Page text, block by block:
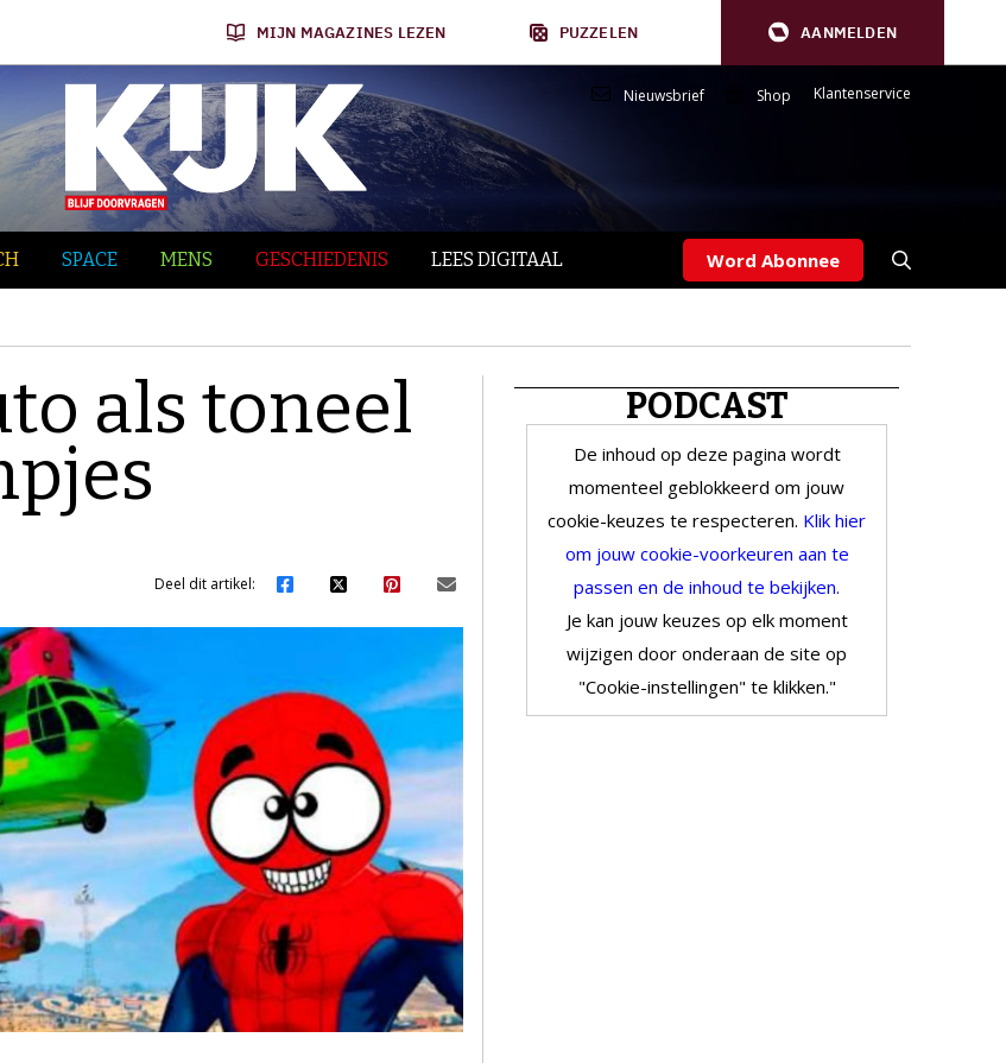
MIJN MAGAZINES LEZEN PUZZELEN AANMELDEN
Nieuwsbrief Shop Klantenservice
SPACE MENS GESCHIEDENIS LEES DIGITAAL Word Abonnee
als toneel
Deel dit artikel:
PODCAST
De inhoud op deze pagina wordt
momenteel geblokkeerd om jouw
cookie-keuzes te respecteren. Klik hier
om jouw cookie-voorkeuren aan te
passen en de inhoud te bekijken.
Je kan jouw keuzes op elk moment
wijzigen door onderaan de site op
"Cookie-instellingen" te klikken."